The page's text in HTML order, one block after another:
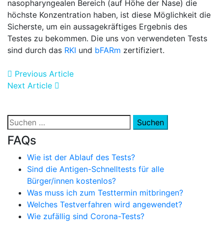
nasopharyngealen Bereich (auf Höhe der Nase) die
höchste Konzentration haben, ist diese Möglichkeit die
Sicherste, um ein aussagekräftiges Ergebnis des
Testes zu bekommen. Die uns von verwendeten Tests
sind durch das RKI und bFARm zertifiziert.
Beitragsnavigation
Previous Article
Next Article
Suchen
nach:
FAQs
Wie ist der Ablauf des Tests?
Sind die Antigen-Schnelltests für alle
Bürger/innen kostenlos?
Was muss ich zum Testtermin mitbringen?
Welches Testverfahren wird angewendet?
Wie zufällig sind Corona-Tests?